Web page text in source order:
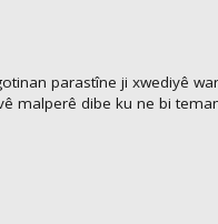
parastîne ji xwediyê
malperê dibe ku ne bi